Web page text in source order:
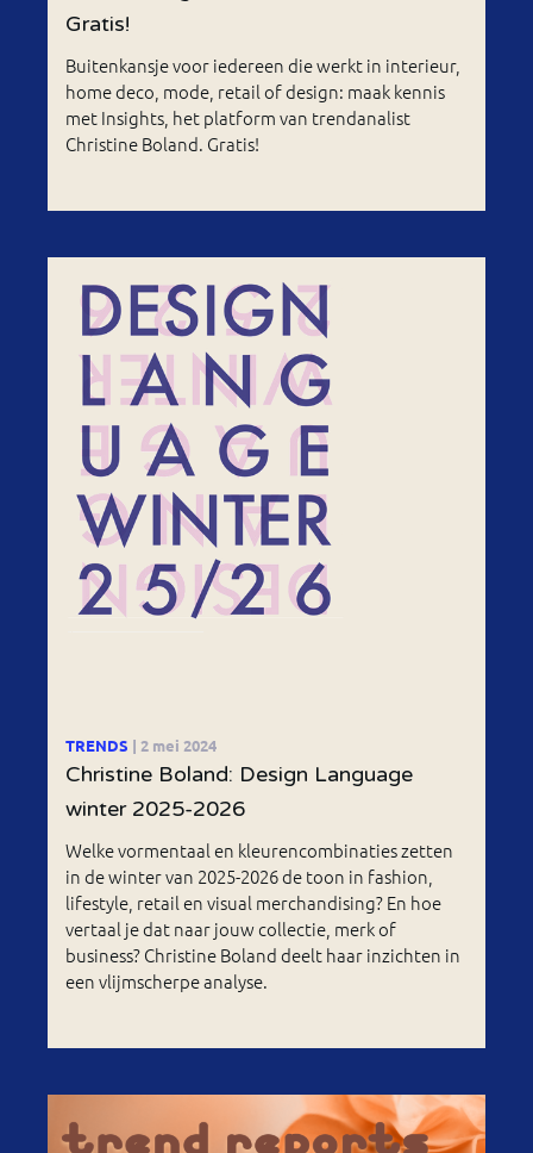
Gratis!
Buitenkansje voor iedereen die werkt in interieur,
home deco, mode, retail of design: maak kennis
met Insights, het platform van trendanalist
Christine Boland. Gratis!
TRENDS | 2 mei 2024
Christine Boland: Design Language
winter 2025-2026
Welke vormentaal en kleurencombinaties zetten
in de winter van 2025-2026 de toon in fashion,
lifestyle, retail en visual merchandising? En hoe
vertaal je dat naar jouw collectie, merk of
business? Christine Boland deelt haar inzichten in
een vlijmscherpe analyse.